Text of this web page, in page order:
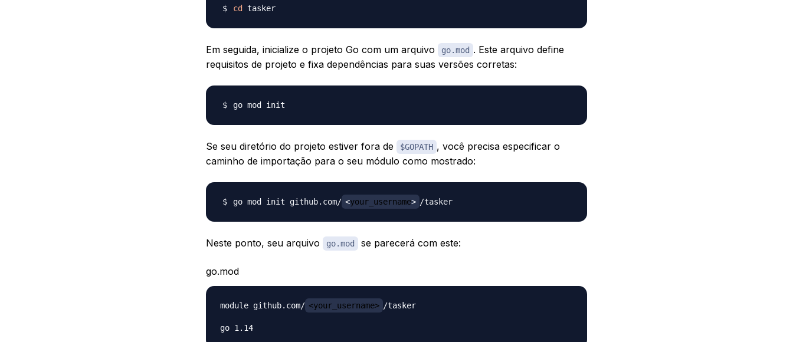
cd tasker
Em seguida, inicialize o projeto Go com um arquivo go.mod . Este arquivo define
requisitos de projeto e fixa dependências para suas versões corretas:
Se seu diretório do projeto estiver fora de $GOPATH , você precisa especificar o
caminho de importação para o seu módulo como mostrado:
go mod init github.com/ <your_username> /tasker
Neste ponto, seu arquivo go.mod se parecerá com este:
go.mod
module github.com/ <your_username> /tasker
go 1.14